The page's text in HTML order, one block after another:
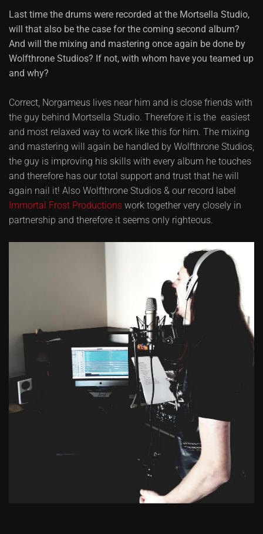
Last time the drums were recorded at the Mortsella Studio,
will that also be the case for the coming second album?
And will the mixing and mastering once again be done by
Wolfthrone Studios? If not, with whom have you teamed up
and why?
Correct, Norgameus lives near him and is close friends with
the guy behind Mortsella Studio. Therefore it is the easiest
and most relaxed way to work like this for him. The mixing
and mastering will again be handled by Wolfthrone Studios,
the guy is improving his skills with every album he touches
and therefore has our total support and trust that he will
again nail it! Also Wolfthrone Studios & our record label
Immortal Frost Productions work together very closely in
partnership and therefore it seems only righteous.